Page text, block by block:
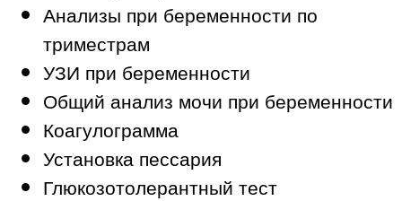
Анализы при беременности по
триместрам
УЗИ при беременности
Общий анализ мочи при беременности
Коагулограмма
Установка пессария
Глюкозотолерантный тест